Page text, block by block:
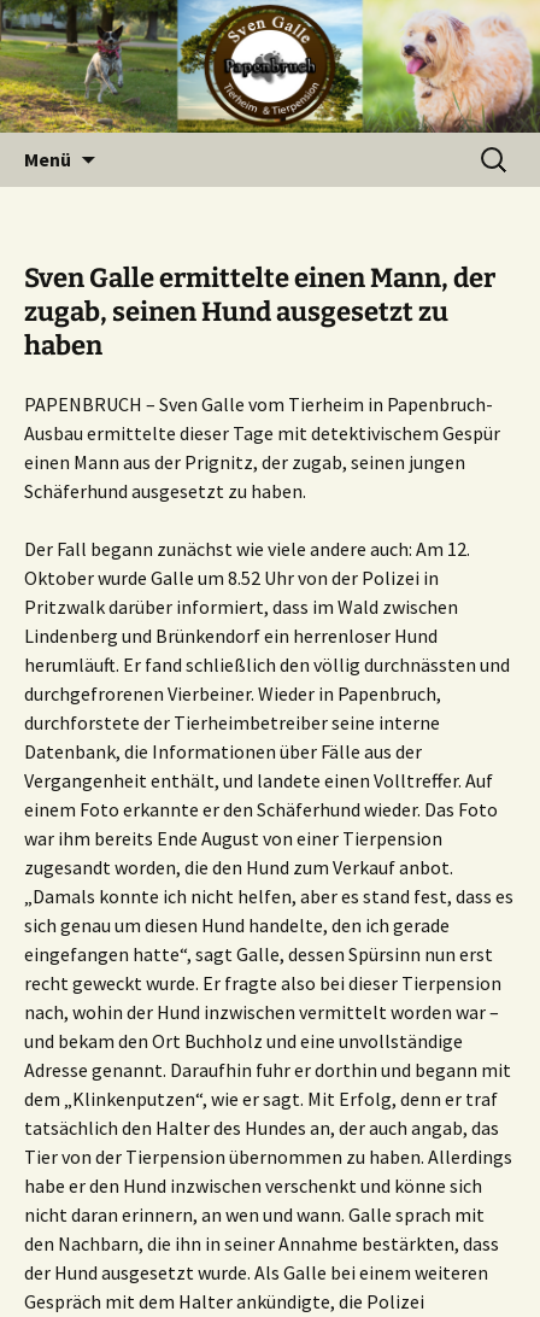
Zum
Inhalt
springen
Menü
Suchen
nach:
Sven Galle ermittelte einen Mann, der
zugab, seinen Hund ausgesetzt zu
haben
PAPENBRUCH – Sven Galle vom Tierheim in Papenbruch-
Ausbau ermittelte dieser Tage mit detektivischem Gespür
einen Mann aus der Prignitz, der zugab, seinen jungen
Schäferhund ausgesetzt zu haben.
Der Fall begann zunächst wie viele andere auch: Am 12.
Oktober wurde Galle um 8.52 Uhr von der Polizei in
Pritzwalk darüber informiert, dass im Wald zwischen
Lindenberg und Brünkendorf ein herrenloser Hund
herumläuft. Er fand schließlich den völlig durchnässten und
durchgefrorenen Vierbeiner. Wieder in Papenbruch,
durchforstete der Tierheimbetreiber seine interne
Datenbank, die Informationen über Fälle aus der
Vergangenheit enthält, und landete einen Volltreffer. Auf
einem Foto erkannte er den Schäferhund wieder. Das Foto
war ihm bereits Ende August von einer Tierpension
zugesandt worden, die den Hund zum Verkauf anbot.
„Damals konnte ich nicht helfen, aber es stand fest, dass es
sich genau um diesen Hund handelte, den ich gerade
eingefangen hatte“, sagt Galle, dessen Spürsinn nun erst
recht geweckt wurde. Er fragte also bei dieser Tierpension
nach, wohin der Hund inzwischen vermittelt worden war –
und bekam den Ort Buchholz und eine unvollständige
Adresse genannt. Daraufhin fuhr er dorthin und begann mit
dem „Klinkenputzen“, wie er sagt. Mit Erfolg, denn er traf
tatsächlich den Halter des Hundes an, der auch angab, das
Tier von der Tierpension übernommen zu haben. Allerdings
habe er den Hund inzwischen verschenkt und könne sich
nicht daran erinnern, an wen und wann. Galle sprach mit
den Nachbarn, die ihn in seiner Annahme bestärkten, dass
der Hund ausgesetzt wurde. Als Galle bei einem weiteren
Gespräch mit dem Halter ankündigte, die Polizei